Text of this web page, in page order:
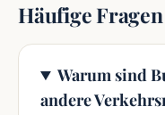
Häufige Fragen
Warum sind
andere